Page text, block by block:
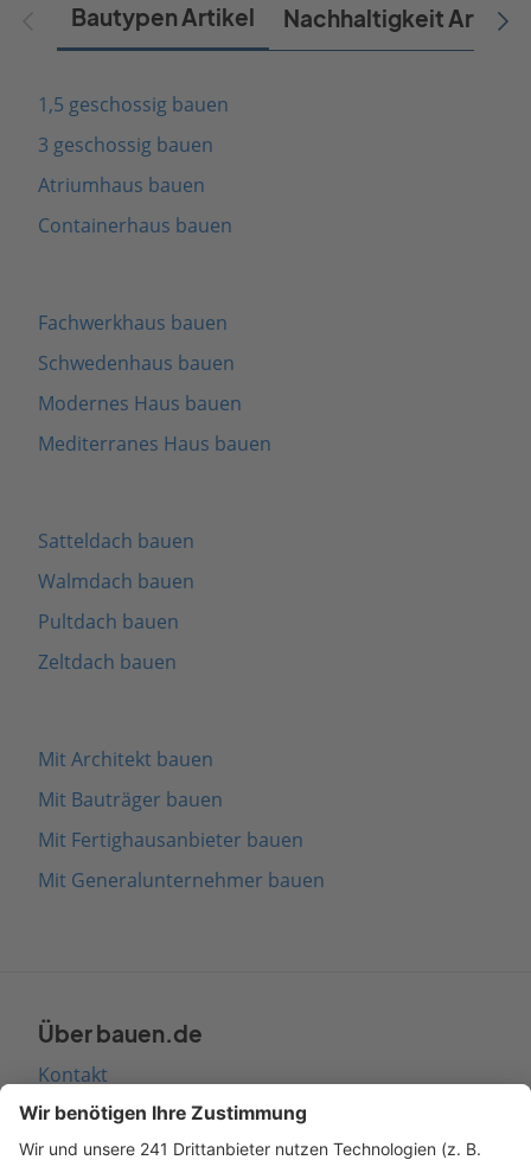
Bautypen Artikel Nachhaltigkeit Artikel
1,5 geschossig bauen
3 geschossig bauen
Atriumhaus bauen
Containerhaus bauen
Fachwerkhaus bauen
Schwedenhaus bauen
Modernes Haus bauen
Mediterranes Haus bauen
Satteldach bauen
Walmdach bauen
Pultdach bauen
Zeltdach bauen
Mit Architekt bauen
Mit Bauträger bauen
Mit Fertighausanbieter bauen
Mit Generalunternehmer bauen
Über bauen.de
Kontakt
Seitenaufbau